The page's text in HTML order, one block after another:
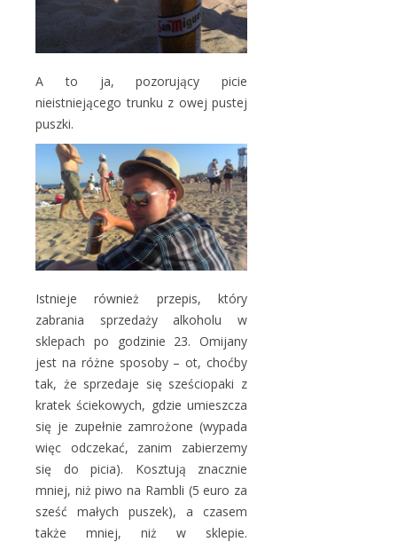
A to ja, pozorujący picie
nieistniejącego trunku z owej pustej
puszki.
Istnieje również przepis, który
zabrania sprzedaży alkoholu w
sklepach po godzinie 23. Omijany
jest na różne sposoby – ot, choćby
tak, że sprzedaje się sześciopaki z
kratek ściekowych, gdzie umieszcza
się je zupełnie zamrożone (wypada
więc odczekać, zanim zabierzemy
się do picia). Kosztują znacznie
mniej, niż piwo na Rambli (5 euro za
sześć małych puszek), a czasem
także mniej, niż w sklepie.